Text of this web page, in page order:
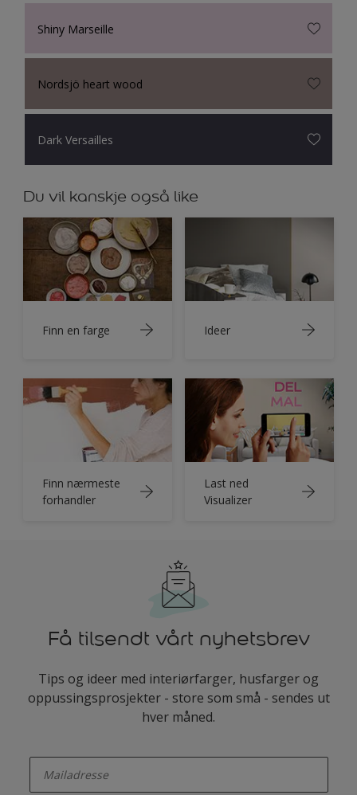
Shiny Marseille
Nordsjö heart wood
Dark Versailles
Du vil kanskje også like
Finn en farge Ideer
Finn nærmeste
forhandler
Last ned
Visualizer
Få tilsendt vårt nyhetsbrev
Tips og ideer med interiørfarger, husfarger og
oppussingsprosjekter - store som små - sendes ut
hver måned.